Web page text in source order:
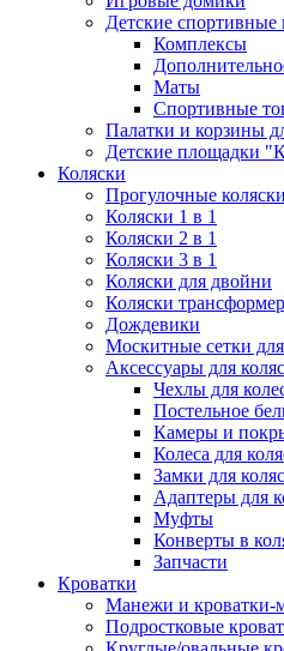
Детские спортивные
Комплексы
Маты
Спортивные
Палатки и корзины
Детские площадки
Коляски
Прогулочные коляски
Коляски 1 в 1
Коляски 2 в 1
Коляски 3 в 1
Коляски для двойни
Коляски трансформер
Дождевики
Москитные сетки
Аксессуары для
Чехлы для
Постельное
Камеры и
Колеса для
Замки для
Адаптеры для
Муфты
Конверты в
Запчасти
Кроватки
Манежи и кроватки-
Подростковые